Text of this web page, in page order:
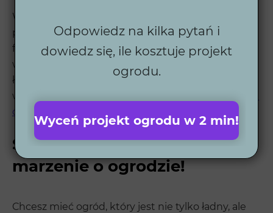
Wytwórnia Zieleni to zespół pasjonatów, którzy od
ponad dekady projektują ogrody pełne stylu i
funkcjonalności, dostosowane do potrzeb
właścicieli. Nasze projekty są unikalne, piękne i
łatwe w utrzymaniu, co sprawia, że cieszą
właścicieli przez długie lata. Zobacz nasze
ogrodów
Skontaktuj się z nami i spełnij
marzenie o ogrodzie!
Chcesz mieć ogród, który jest nie tylko ładny, ale
Odpowiedz na kilka pytań i
dowiedz się, ile kosztuje projekt
ogrodu.
Wyceń projekt ogrodu w 2 min!